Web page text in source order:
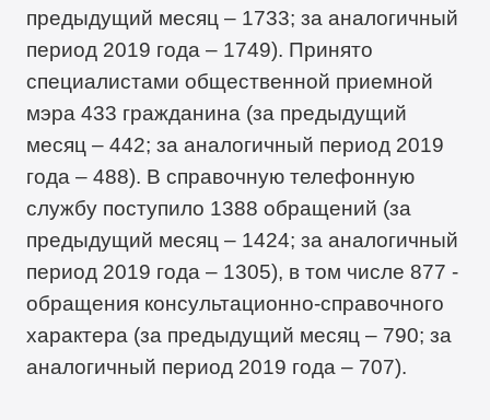
предыдущий месяц – 1733; за аналогичный
период 2019 года – 1749). Принято
специалистами общественной приемной
мэра 433 гражданина (за предыдущий
месяц – 442; за аналогичный период 2019
года – 488). В справочную телефонную
службу поступило 1388 обращений (за
предыдущий месяц – 1424; за аналогичный
период 2019 года – 1305), в том числе 877 -
обращения консультационно-справочного
характера (за предыдущий месяц – 790; за
аналогичный период 2019 года – 707).